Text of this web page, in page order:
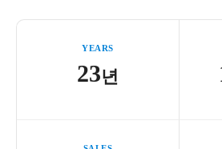
YEARS
23년